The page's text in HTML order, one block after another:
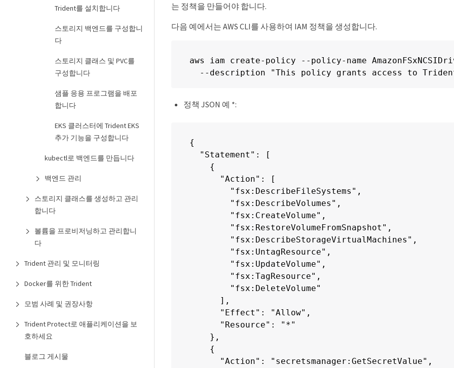
Trident를 설치합니다
스토리지 백엔드를 구성합니
다
스토리지 클래스 및 PVC를
구성합니다
샘플 응용 프로그램을 배포
합니다
EKS 클러스터에 Trident EKS
추가 기능을 구성합니다
kubectl로 백엔드를 만듭니다
백엔드 관리
스토리지 클래스를 생성하고 관리
합니다
볼륨을 프로비저닝하고 관리합니
다
Trident 관리 및 모니터링
Docker를 위한 Trident
모범 사례 및 권장사항
Trident Protect로 애플리케이션을 보
호하세요
블로그 게시물
는 정책을 만들어야 합니다.
다음 예에서는 AWS CLI를 사용하여 IAM 정책을 생성합니다.
aws iam create-policy --policy-name
--description "This policy grants access to
정책 JSON 예 *:
{
  "Statement": [
    {
      "Action": [
        "fsx:DescribeFileSystems",
        "fsx:DescribeVolumes",
        "fsx:CreateVolume",
        "fsx:RestoreVolumeFromSnapshot",
        "fsx:DescribeStorageVirtualMachines",
        "fsx:UntagResource",
        "fsx:UpdateVolume",
        "fsx:TagResource",
        "fsx:DeleteVolume"
      ],
      "Effect": "Allow",
      "Resource": "*"
    },
    {
      "Action": "secretsmanager:GetSecretValue",